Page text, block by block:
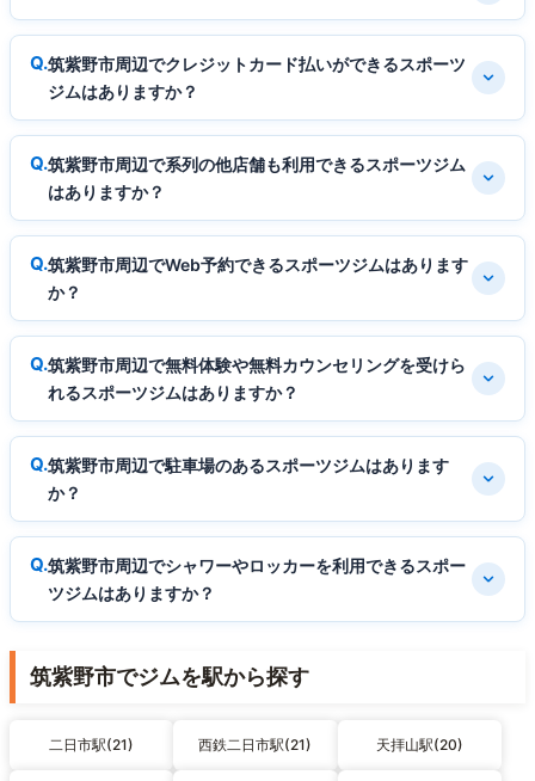
筑紫野市周辺でクレジットカード払いができるスポーツ
ジムはありますか？
筑紫野市周辺で系列の他店舗も利用できるスポーツジム
はありますか？
筑紫野市周辺でWeb予約できるスポーツジムはあります
か？
筑紫野市周辺で無料体験や無料カウンセリングを受けら
れるスポーツジムはありますか？
筑紫野市周辺で駐車場のあるスポーツジムはあります
か？
筑紫野市周辺でシャワーやロッカーを利用できるスポー
ツジムはありますか？
筑紫野市でジムを駅から探す
二日市駅(21) 西鉄二日市駅(21) 天拝山駅(20)